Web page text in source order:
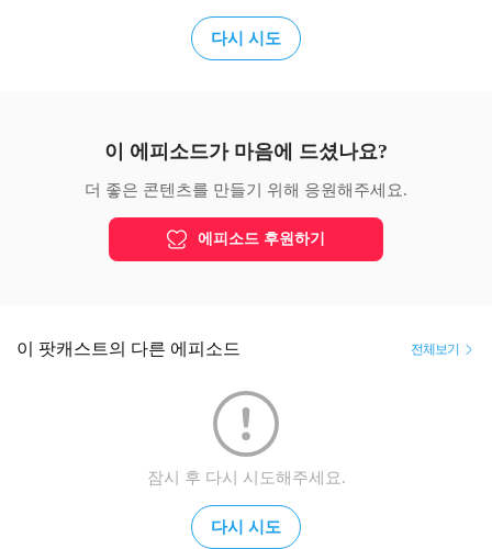
다시 시도
이 에피소드가 마음에 드셨나요?
더 좋은 콘텐츠를 만들기 위해 응원해주세요.
에피소드 후원하기
이 팟캐스트의 다른 에피소드 전체보기
잠시 후 다시 시도해주세요.
다시 시도